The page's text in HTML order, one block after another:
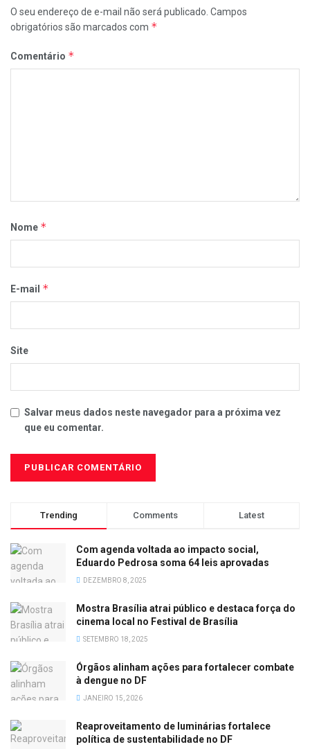
O seu endereço de e-mail não será publicado. Campos
obrigatórios são marcados com *
Comentário *
Nome *
E-mail *
Site
Salvar meus dados neste navegador para a próxima vez
que eu comentar.
Trending Comments Latest
Com agenda voltada ao impacto social,
Eduardo Pedrosa soma 64 leis aprovadas
DEZEMBRO 8, 2025
Mostra Brasília atrai público e destaca força do
cinema local no Festival de Brasília
SETEMBRO 18, 2025
Órgãos alinham ações para fortalecer combate
à dengue no DF
JANEIRO 15, 2026
Reaproveitamento de luminárias fortalece
política de sustentabilidade no DF